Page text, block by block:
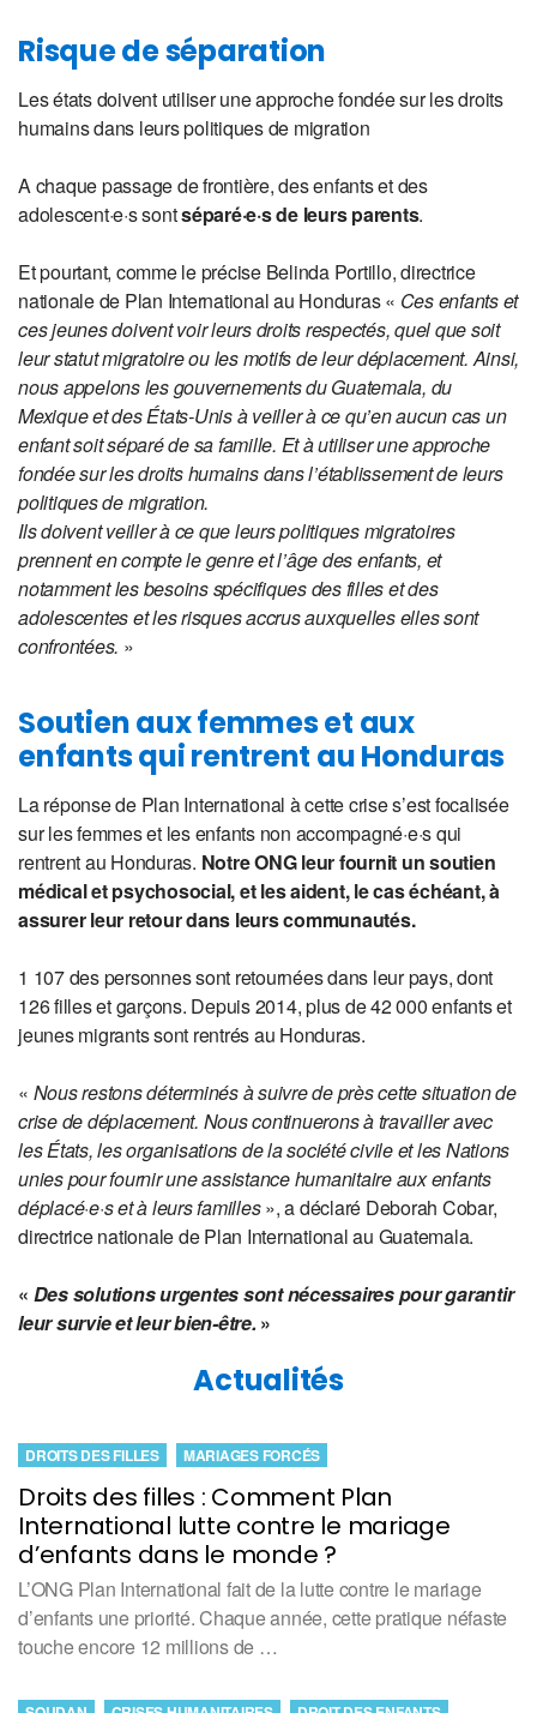
Risque de séparation
Les états doivent utiliser une approche fondée sur les droits
humains dans leurs politiques de migration
A chaque passage de frontière, des enfants et des
adolescent·e·s sontséparé·e·s de leurs parents.
Et pourtant, comme le précise Belinda Portillo, directrice
nationale de Plan International au Honduras « Ces enfants et
ces jeunes doivent voir leurs droits respectés, quel que soit
leur statut migratoire ou les motifs de leur déplacement. Ainsi,
nous appelons les gouvernements du Guatemala, du
Mexique et des États-Unis à veiller à ce qu’en aucun cas un
enfant soit séparé de sa famille. Et à utiliser une approche
fondée sur les droits humains dans l’établissement de leurs
politiques de migration.
Ils doivent veiller à ce que leurs politiques migratoires
prennent en compte le genre et l’âge des enfants, et
notamment les besoins spécifiques des filles et des
adolescentes et les risques accrus auxquelles elles sont
confrontées. »
Soutien aux femmes et aux
enfants qui rentrent au Honduras
La réponse de Plan International à cette crise s’est focalisée
sur les femmes et les enfants non accompagné·e·s qui
rentrent au Honduras. Notre ONG leur fournit un soutien
médical et psychosocial, et les aident, le cas échéant, à
assurer leur retour dans leurs communautés.
1 107 des personnes sont retournées dans leur pays, dont
126 filles et garçons. Depuis 2014, plus de 42 000 enfants et
jeunes migrants sont rentrés au Honduras.
« Nous restons déterminés à suivre de près cette situation de
crise de déplacement. Nous continuerons à travailler avec
les États, les organisations de la société civile et les Nations
unies pour fournir une assistance humanitaire aux enfants
déplacé·e·s et à leurs familles», a déclaré Deborah Cobar,
directrice nationale de Plan International au Guatemala.
« Des solutions urgentes sont nécessaires pour garantir
leur survie et leur bien-être. »
Actualités
Droits des filles : Comment Plan
International lutte contre le mariage
d’enfants dans le monde ?
DROITS DES FILLES MARIAGES FORCÉS
L’ONG Plan International fait de la lutte contre le mariage
d’enfants une priorité. Chaque année, cette pratique néfaste
touche encore 12 millions de …